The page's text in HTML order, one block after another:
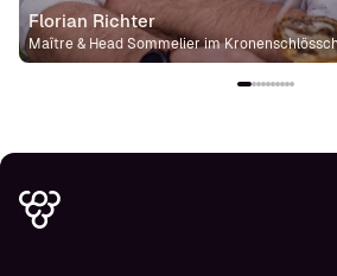
Florian Richter
Maître & Head Sommelier im